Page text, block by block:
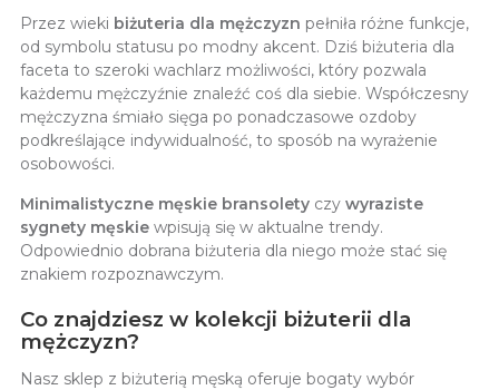
Przez wieki biżuteria dla mężczyzn pełniła różne funkcje,
od symbolu statusu po modny akcent. Dziś biżuteria dla
faceta to szeroki wachlarz możliwości, który pozwala
każdemu mężczyźnie znaleźć coś dla siebie. Współczesny
mężczyzna śmiało sięga po ponadczasowe ozdoby
podkreślające indywidualność, to sposób na wyrażenie
osobowości.
Minimalistyczne męskie bransolety czy wyraziste
sygnety męskie wpisują się w aktualne trendy.
Odpowiednio dobrana biżuteria dla niego może stać się
znakiem rozpoznawczym.
Co znajdziesz w kolekcji biżuterii dla
mężczyzn?
Nasz sklep z biżuterią męską oferuje bogaty wybór